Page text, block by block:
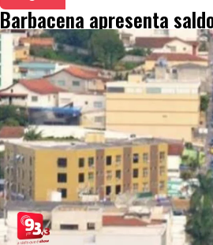
Barbacena apresenta